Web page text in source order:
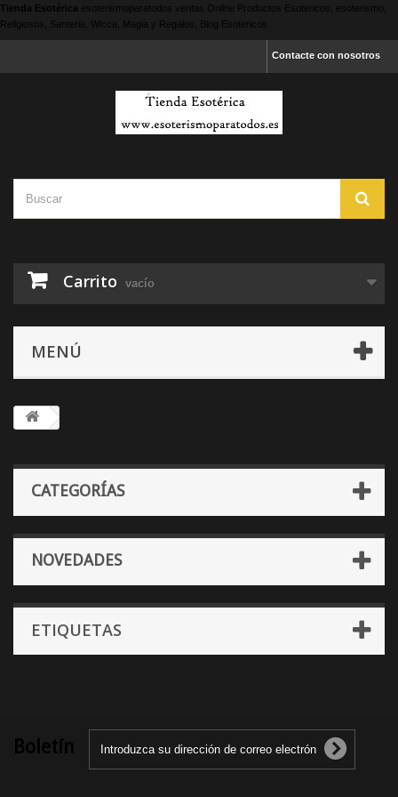
Tienda Esotérica esoterismoparatodos ventas Online Productos Esotericos, esoterismo,
Religiosos, Santeria, Wicca, Magia y Regalos, Blog Esotericos.
Contacte con nosotros
Carrito vacío
MENÚ
CATEGORÍAS
NOVEDADES
ETIQUETAS
Boletín